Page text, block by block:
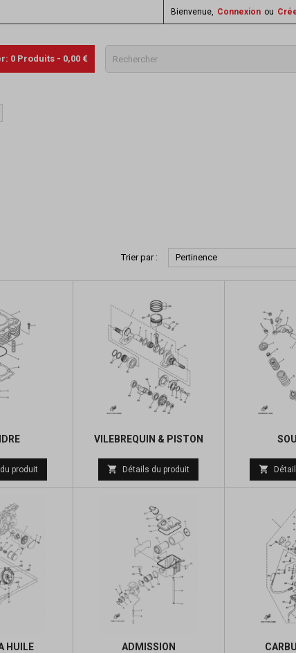
Bienvenue, Connexion ou
0 Produits - 0,00 €
Trier par : Pertinence
produit
VILEBREQUIN & PISTON
Prix
de
 Détails du produit 
HUILE ADMISSION